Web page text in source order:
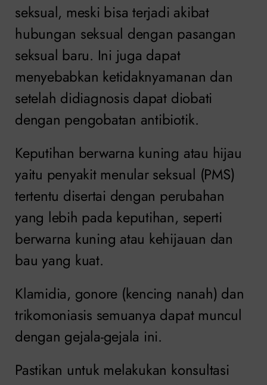
seksual, meski bisa terjadi akibat
hubungan seksual dengan pasangan
seksual baru. Ini juga dapat
menyebabkan ketidaknyamanan dan
setelah didiagnosis dapat diobati
dengan pengobatan antibiotik.
Keputihan berwarna kuning atau hijau
yaitu penyakit menular seksual (PMS)
tertentu disertai dengan perubahan
yang lebih pada keputihan, seperti
berwarna kuning atau kehijauan dan
bau yang kuat.
Klamidia, gonore (kencing nanah) dan
trikomoniasis semuanya dapat muncul
dengan gejala-gejala ini.
Pastikan untuk melakukan konsultasi